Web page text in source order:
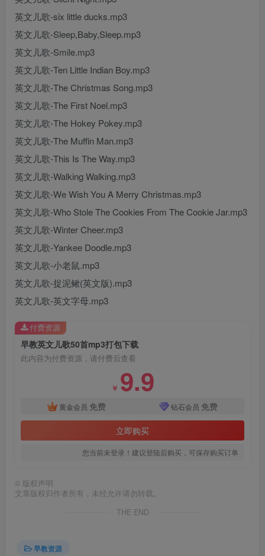
英文儿歌-six little ducks.mp3
英文儿歌-Sleep,Baby,Sleep.mp3
英文儿歌-Smile.mp3
英文儿歌-Ten Little Indian Boy.mp3
英文儿歌-The Christmas Song.mp3
英文儿歌-The First Noel.mp3
英文儿歌-The Hokey Pokey.mp3
英文儿歌-The Muffin Man.mp3
英文儿歌-This Is The Way.mp3
英文儿歌-Walking Walking.mp3
英文儿歌-We Wish You A Merry Christmas.mp3
英文儿歌-Who Stole The Cookies From The Cookie Jar.mp3
英文儿歌-Winter Cheer.mp3
英文儿歌-Yankee Doodle.mp3
英文儿歌-小老鼠.mp3
英文儿歌-捉泥鳅(英文版).mp3
英文儿歌-英文字母.mp3
早教英文儿歌50首mp3打包下载
此内容为付费资源，请付费后查看
￥ 9.9
黄金会员 免费 钻石会员 免费
立即购买
您当前未登录！建议登陆后购买，可保存购买订单
付费资源
© 版权声明
文章版权归作者所有，未经允许请勿转载。
THE END
早教资源